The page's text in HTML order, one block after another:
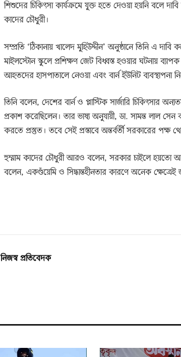
শিশুদের চিকিৎসা কার্যক্রমে যুক্ত হতে দেওয়া হয়নি বলে
কাদের চৌধুরী।
সম্প্রতি ‘ঠিকানায় খালেদ মুহিউদ্দীন’ অনুষ্ঠানে তিনি এ
মাইলস্টোন স্কুলে প্রশিক্ষণ জেট বিধ্বস্ত হওয়ার ঘটনায়
আহতদের হাসপাতালে নেওয়া এবং বার্ন ইউনিট ব্যবস্থাপনা
তিনি বলেন, দেশের বার্ন ও প্লাস্টিক সার্জারি চিকিৎসার
প্রকাশ করেছিলেন। তার ভাষ্য অনুযায়ী, ডা. সামন্ত লাল সেন
করতে প্রস্তুত। তবে সেই প্রস্তাবে অন্তর্বর্তী সরকারের পক্ষ
হুম্মাম কাদের চৌধুরী আরও বলেন, সরকার চাইলে হয়তো
বলেন, একগুঁয়েমি ও সিদ্ধান্তহীনতার কারণে অনেক
নিজস্ব প্রতিবেদক